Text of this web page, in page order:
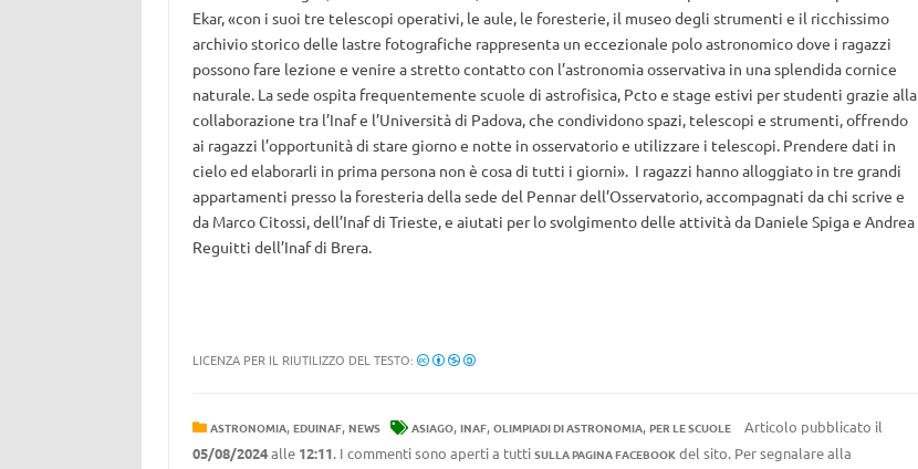
Ekar, «con i suoi tre telescopi operativi, le aule, le foresterie, il museo degli strumenti e il ricchissimo
archivio storico delle lastre fotografiche rappresenta un eccezionale polo astronomico dove i ragazzi
possono fare lezione e venire a stretto contatto con l’astronomia osservativa in una splendida cornice
naturale. La sede ospita frequentemente scuole di astrofisica, Pcto e stage estivi per studenti grazie alla
collaborazione tra l’Inaf e l’Università di Padova, che condividono spazi, telescopi e strumenti, offrendo
ai ragazzi l’opportunità di stare giorno e notte in osservatorio e utilizzare i telescopi. Prendere dati in
cielo ed elaborarli in prima persona non è cosa di tutti i giorni». I ragazzi hanno alloggiato in tre grandi
appartamenti presso la foresteria della sede del Pennar dell’Osservatorio, accompagnati da chi scrive e
da Marco Citossi, dell’Inaf di Trieste, e aiutati per lo svolgimento delle attività da Daniele Spiga e Andrea
Reguitti dell’Inaf di Brera.
LICENZA PER IL RIUTILIZZO DEL TESTO:
ASTRONOMIA, EDUINAF, NEWS ASIAGO, INAF, OLIMPIADI DI ASTRONOMIA, PER LE SCUOLE
Articolo pubblicato il
05/08/2024alle 12:11. I commenti sono aperti a tutti SULLA PAGINA FACEBOOKdel sito. Per segnalare alla